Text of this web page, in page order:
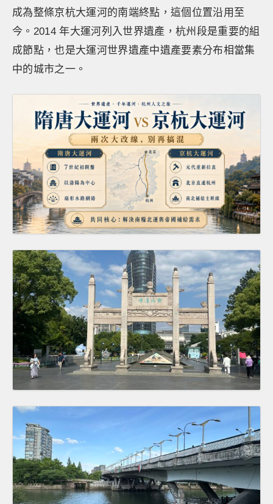
成為整條京杭大運河的南端終點，這個位置沿用至
今。2014 年大運河列入世界遺產，杭州段是重要的組
成節點，也是大運河世界遺產中遺產要素分布相當集
中的城市之一。